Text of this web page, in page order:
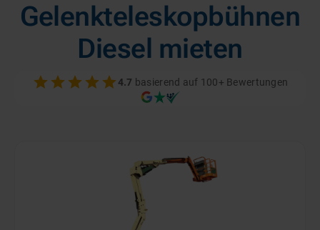
Gelenkteleskop­bühnen
Diesel mieten
4.7 basierend auf 100+ Bewertungen